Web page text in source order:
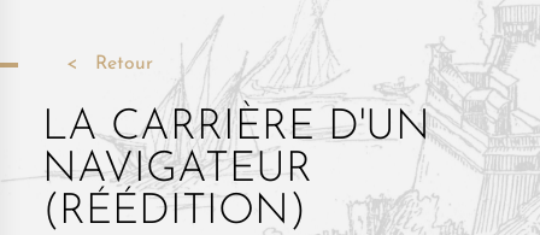
Retour
LA CARRIÈRE D'UN
NAVIGATEUR
(RÉÉDITION)